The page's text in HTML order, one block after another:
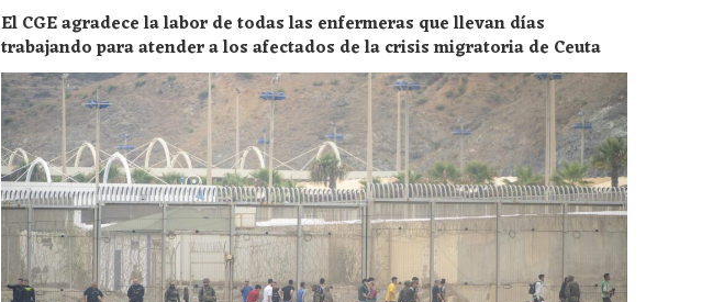
El CGE agradece la labor de todas las enfermeras que llevan días
trabajando para atender a los afectados de la crisis migratoria de Ceuta